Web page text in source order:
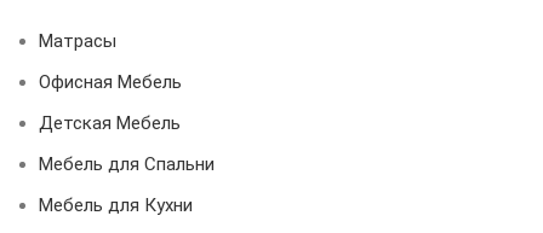
Матрасы
Офисная Мебель
Детская Мебель
Мебель для Спальни
Мебель для Кухни